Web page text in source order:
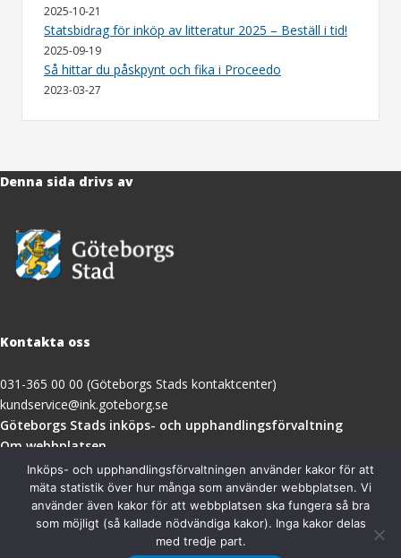
2025-10-21
Statsbidrag för inköp av litteratur 2025 – Beställ i tid!
2025-09-19
Så hittar du påskpynt och fika i Proceedo
2023-03-27
Denna sida drivs av
Kontakta oss
031-365 00 00 (Göteborgs Stads kontaktcenter)
kundservice@ink.goteborg.se
Göteborgs Stads inköps- och upphandlingsförvaltning(öppnas
nytt
fönster)
Om webbplatsen
Tillgänglighetsredogörelse
Besöksadress
Göteborgs Stads inköps- och upphandlingsförvaltning
Inköps- och upphandlingsförvaltningen använder kakor för att
mäta statistik över hur många som använder webbplatsen. Vi
använder även kakor för att webbplatsen ska fungera så bra
som möjligt (så kallade nödvändiga kakor). Inga kakor delas
med tredje part.